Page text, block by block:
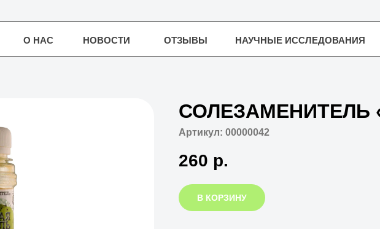
О НАС НОВОСТИ ОТЗЫВЫ НАУЧНЫЕ ИССЛЕДОВАНИЯ
О НАС НОВОСТИ ОТЗЫВЫ НАУЧНЫЕ ИССЛЕДОВАНИЯ
СОЛЕЗАМЕНИТЕЛЬ
Артикул: 00000042
260 р.
В КОРЗИНУ